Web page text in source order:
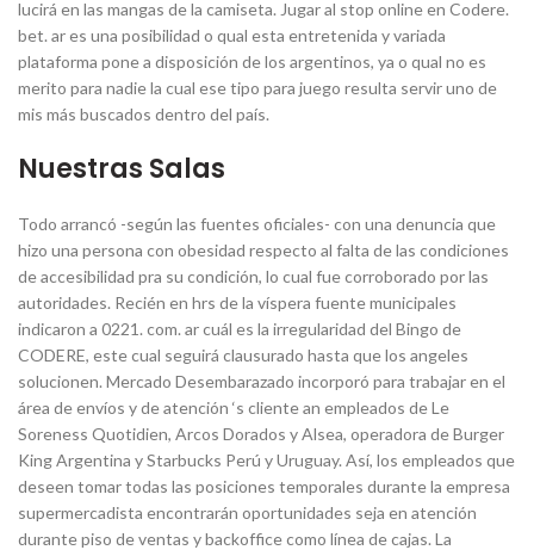
lucirá en las mangas de la camiseta. Jugar al stop online en Codere.
bet. ar es una posibilidad o qual esta entretenida y variada
plataforma pone a disposición de los argentinos, ya o qual no es
merito para nadie la cual ese tipo para juego resulta servir uno de
mis más buscados dentro del país.
Nuestras Salas
Todo arrancó -según las fuentes oficiales- con una denuncia que
hizo una persona con obesidad respecto al falta de las condiciones
de accesibilidad pra su condición, lo cual fue corroborado por las
autoridades. Recién en hrs de la víspera fuente municipales
indicaron a 0221. com. ar cuál es la irregularidad del Bingo de
CODERE, este cual seguirá clausurado hasta que los angeles
solucionen. Mercado Desembarazado incorporó para trabajar en el
área de envíos y de atención ‘s cliente an empleados de Le
Soreness Quotidien, Arcos Dorados y Alsea, operadora de Burger
King Argentina y Starbucks Perú y Uruguay. Así, los empleados que
deseen tomar todas las posiciones temporales durante la empresa
supermercadista encontrarán oportunidades seja en atención
durante piso de ventas y backoffice como línea de cajas. La